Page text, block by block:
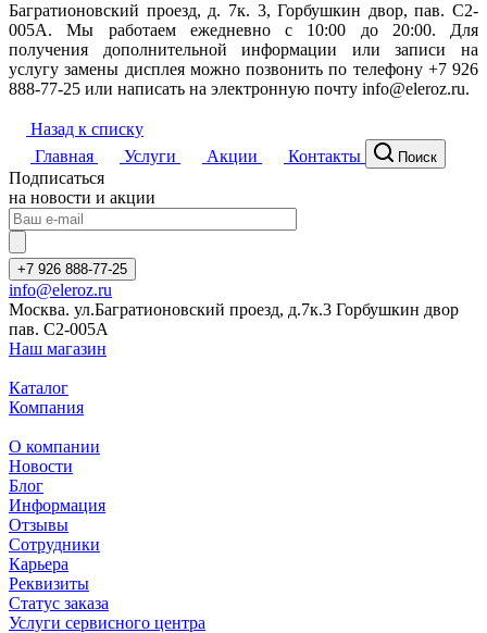
Багратионовский проезд, д. 7к. 3, Горбушкин двор, пав. C2-
005A. Мы работаем ежедневно с 10:00 до 20:00. Для
получения дополнительной информации или записи на
услугу замены дисплея можно позвонить по телефону +7 926
888-77-25 или написать на электронную почту info@eleroz.ru.
Назад к списку
Главная
Услуги Акции Контакты Поиск
Подписаться
на новости и акции
+7 926 888-77-25
info@eleroz.ru
Москва. ул.Багратионовский проезд, д.7к.3 Горбушкин двор
пав. C2-005A
Наш магазин
Каталог
Компания
О компании
Новости
Блог
Информация
Отзывы
Сотрудники
Карьера
Реквизиты
Статус заказа
Услуги сервисного центра